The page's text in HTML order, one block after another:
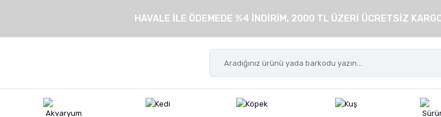
HAVALE İLE ÖDEMEDE %4 İNDİRİM, 2000 TL ÜZERİ ÜCRETSİZ